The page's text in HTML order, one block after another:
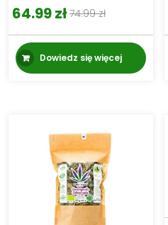
74.99zł
Pierwotna
cena
wynosiła:
64.99zł
Aktualna
cena
wynosi:Dowiedz się więcej